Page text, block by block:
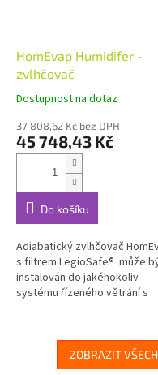
HomEvap Humidifer -
zvlhčovač
Dostupnost na dotaz
37 808,62 Kč bez DPH
45 748,43 Kč
Do košíku
Adiabatický zvlhčovač
s filtrem LegioSafe® může
instalován do jakéhokoliv
systému řízeného větrání s
vypařování...
ZOBRAZIT